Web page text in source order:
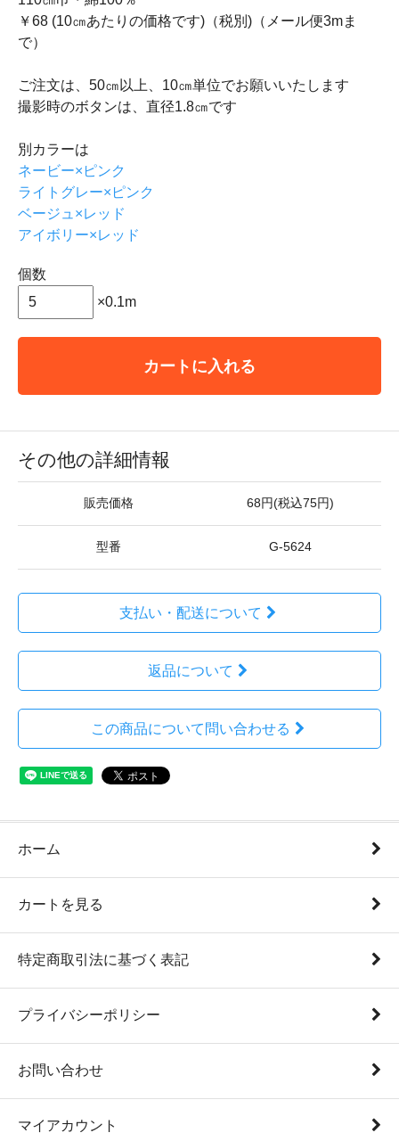
￥68 (10㎝あたりの価格です)（税別)（メール便3mま
で）
ご注文は、50㎝以上、10㎝単位でお願いいたします
撮影時のボタンは、直径1.8㎝です
別カラーは
ネービー×ピンク
ライトグレー×ピンク
ベージュ×レッド
アイボリー×レッド
個数
×0.1m
カートに入れる
その他の詳細情報
販売価格 68円(税込75円)
型番 G-5624
支払い・配送について
返品について
この商品について問い合わせる
ホーム
カートを見る
特定商取引法に基づく表記
プライバシーポリシー
お問い合わせ
マイアカウント